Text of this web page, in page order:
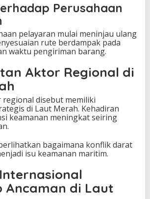
Perusahaan
pelayaran mulai meninjau ulang
rute berdampak pada
waktu pengiriman barang.
Aktor Regional di
disebut memiliki
di Laut Merah. Kehadiran
keamanan meningkat seiring
bagaimana konflik darat
isu keamanan maritim.
di Laut